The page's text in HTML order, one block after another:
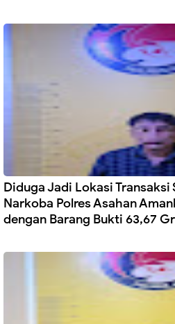
Diduga Jadi Lokasi Transaksi
Narkoba Polres Asahan
dengan Barang Bukti 63,67